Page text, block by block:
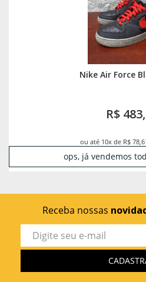
Nike Air Force
R$
ou até 10x de R$
ops, já vendemos
Receba nossas